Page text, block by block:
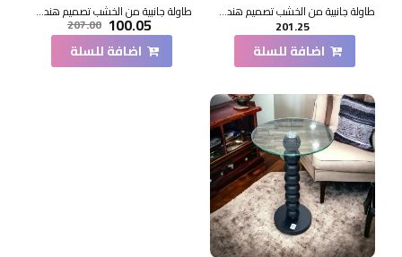
طاولة جانبية من الخشب تصميم هندسي ابداع مقاس51×36×36سم
201.25
اضافة للسلة
طاولة جانبية من الخشب تصميم هندسي ابداع مقاس47×44×44سم
100.05
207.00
اضافة للسلة